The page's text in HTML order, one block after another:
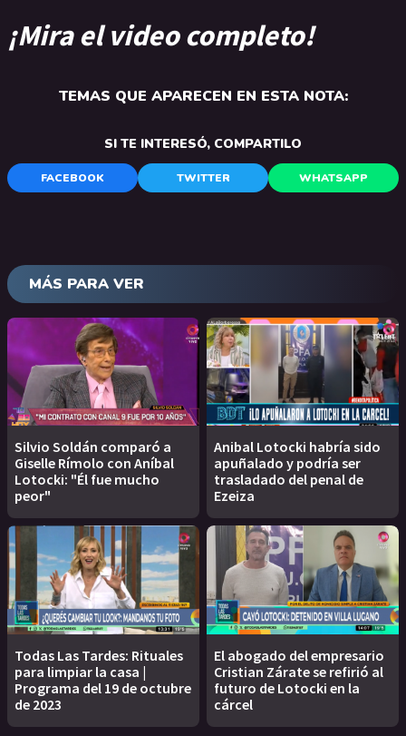
¡Mira el video completo!
TEMAS QUE APARECEN EN ESTA NOTA:
SI TE INTERESÓ, COMPARTILO
FACEBOOK TWITTER WHATSAPP
MÁS PARA VER
Silvio Soldán comparó a
Giselle Rímolo con Aníbal
Lotocki: "Él fue mucho
peor"
Anibal Lotocki habría sido
apuñalado y podría ser
trasladado del penal de
Ezeiza
Todas Las Tardes: Rituales
para limpiar la casa |
Programa del 19 de octubre
de 2023
El abogado del empresario
Cristian Zárate se refirió al
futuro de Lotocki en la
cárcel